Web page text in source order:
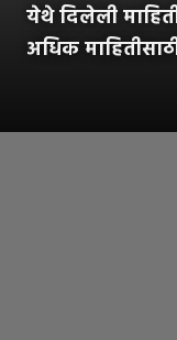
येथे दिलेली
अधिक